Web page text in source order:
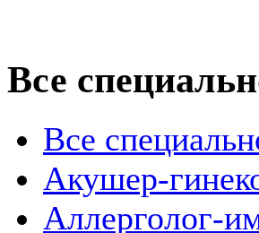
Все
Все
Акушер-
Аллерголог-